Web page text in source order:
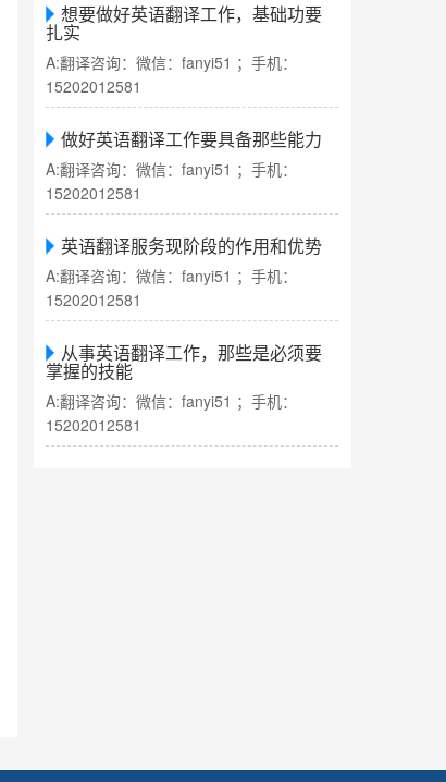
想要做好英语翻译工作，基础功要
扎实
A:翻译咨询：微信：fanyi51 ；手机：
15202012581
做好英语翻译工作要具备那些能力
A:翻译咨询：微信：fanyi51 ；手机：
15202012581
英语翻译服务现阶段的作用和优势
A:翻译咨询：微信：fanyi51 ；手机：
15202012581
从事英语翻译工作，那些是必须要
掌握的技能
A:翻译咨询：微信：fanyi51 ；手机：
15202012581